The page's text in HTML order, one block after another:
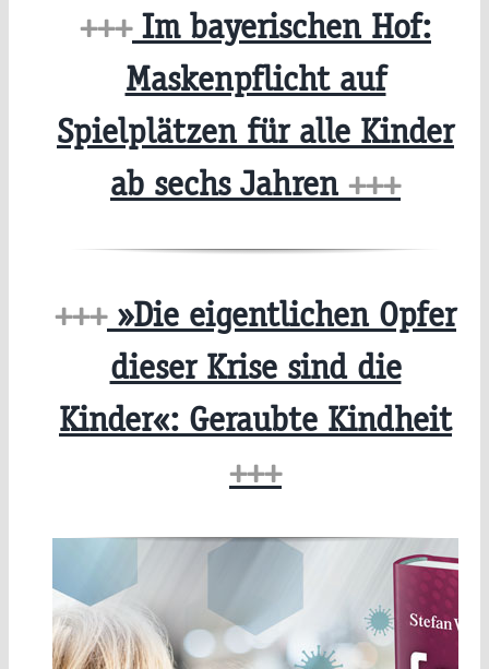
+++Im bayerischen Hof:
Maskenpflicht auf
Spielplätzen für alle Kinder
ab sechs Jahren +++
+++»Die eigentlichen Opfer
dieser Krise sind die
Kinder«: Geraubte Kindheit
+++